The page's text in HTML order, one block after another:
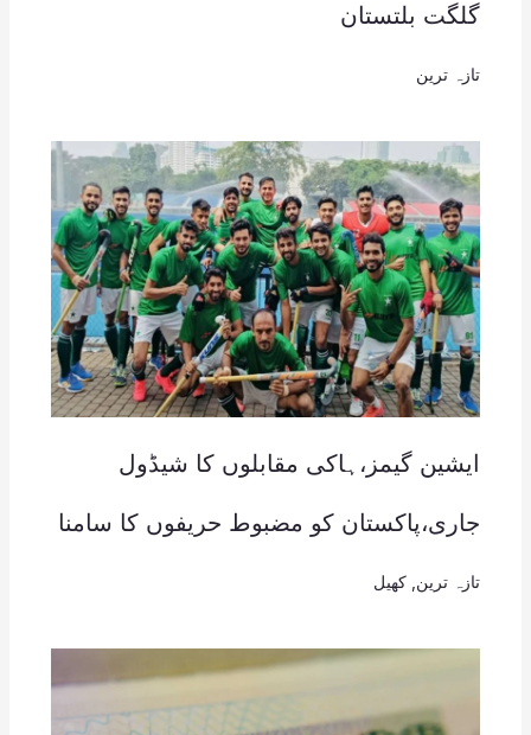
گلگت بلتستان
تازہ ترین
ایشین گیمز،ہاکی مقابلوں کا شیڈول
جاری،پاکستان کو مضبوط حریفوں کا سامنا
تازہ ترین کھیل